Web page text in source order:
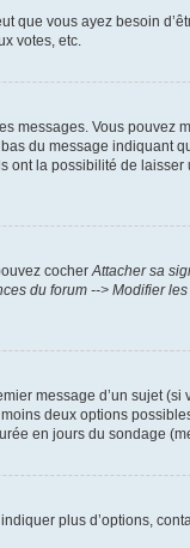
vous ayez besoin
votes, etc.
messages. Vous
du message indiquant
la possibilité de
cocher Attacher sa
du forum --> Modifier
message d’un sujet
deux options
en jours du sondage
plus d’options,